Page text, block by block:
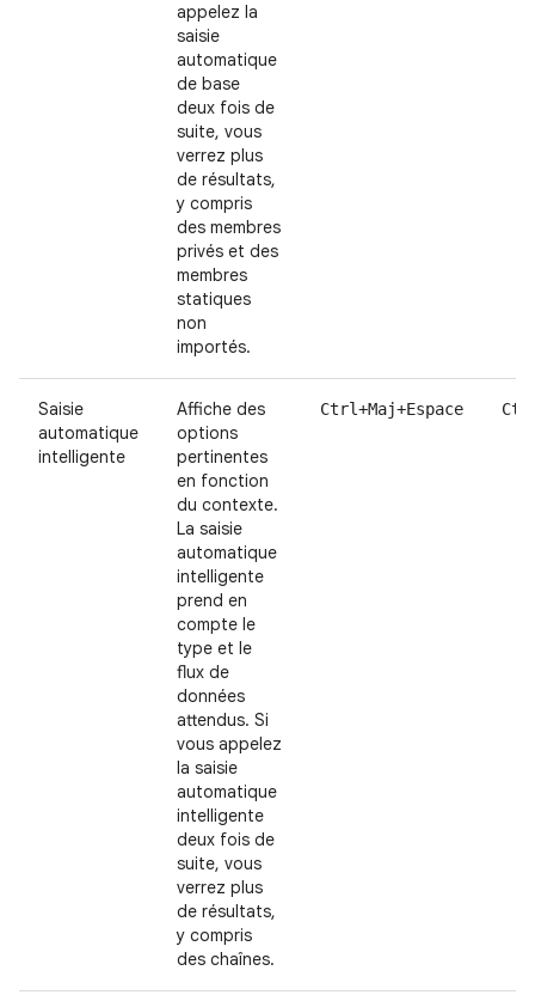
appelez la
saisie
automatique
de base
deux fois de
suite, vous
verrez plus
de résultats,
y compris
des membres
privés et des
membres
statiques
non
importés.
Saisie
automatique
intelligente
Affiche des
options
pertinentes
en fonction
du contexte.
La saisie
automatique
intelligente
prend en
compte le
type et le
flux de
données
attendus. Si
vous appelez
la saisie
automatique
intelligente
deux fois de
suite, vous
verrez plus
de résultats,
y compris
des chaînes.
Ctrl+Maj+Espace